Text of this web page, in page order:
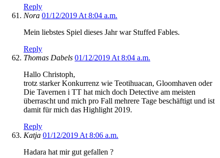
Reply
Nora 01/12/2019 At 8:04 a.m.
Mein liebstes Spiel dieses Jahr war Stuffed Fables.
Reply
Thomas Dabels 01/12/2019 At 8:04 a.m.
Hallo Christoph,
trotz starker Konkurrenz wie Teotihuacan, Gloomhaven oder
Die Tavernen i TT hat mich doch Detective am meisten
überrascht und mich pro Fall mehrere Tage beschäftigt und ist
damit für mich das Highlight 2019.
Reply
Katja 01/12/2019 At 8:06 a.m.
Hadara hat mir gut gefallen ?